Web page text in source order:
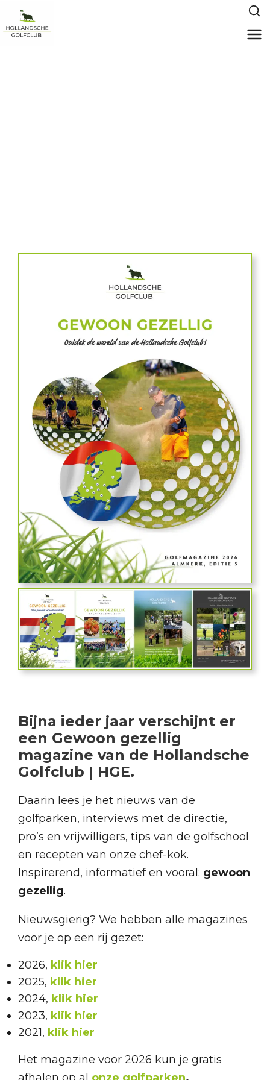
Bijna ieder jaar verschijnt er
een Gewoon gezellig
magazine van de Hollandsche
Golfclub | HGE.
Daarin lees je het nieuws van de
golfparken, interviews met de directie,
pro’s en vrijwilligers, tips van de golfschool
en recepten van onze chef-kok.
Inspirerend, informatief en vooral: gewoon
gezellig.
Nieuwsgierig? We hebben alle magazines
voor je op een rij gezet:
2026, klik hier
2025, klik hier
2024, klik hier
2023, klik hier
2021, klik hier
Het magazine voor 2026 kun je gratis